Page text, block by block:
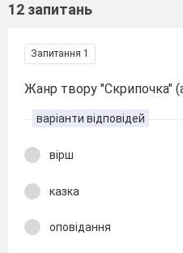
12 запитань
Запитання 1
Жанр твору "Скрипочка"
варіанти відповідей
вірш
казка
оповідання